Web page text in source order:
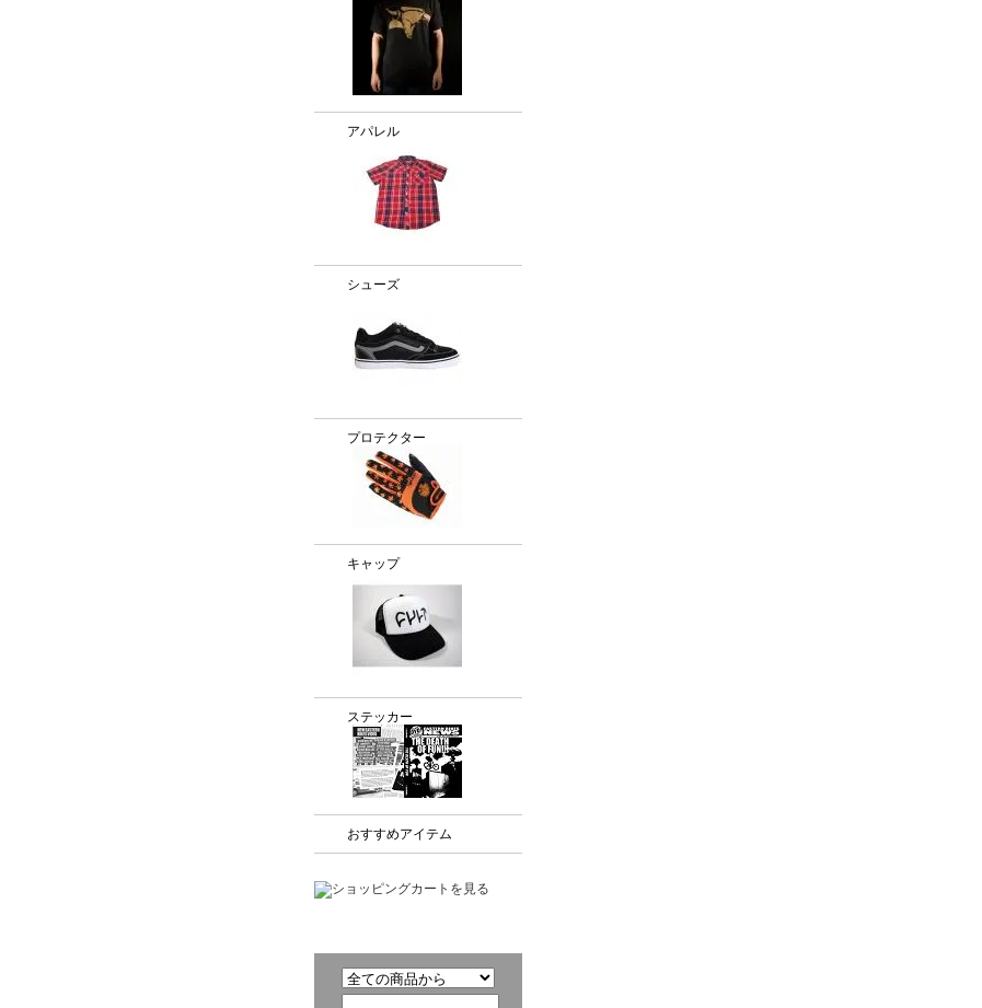
アパレル
シューズ
プロテクター
キャップ
ステッカー
おすすめアイテム